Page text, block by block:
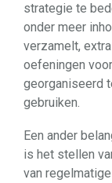
strategie te
onder meer
verzamelt,
oefeningen
georganiseerd
gebruiken.
Een ander
is het stellen
van